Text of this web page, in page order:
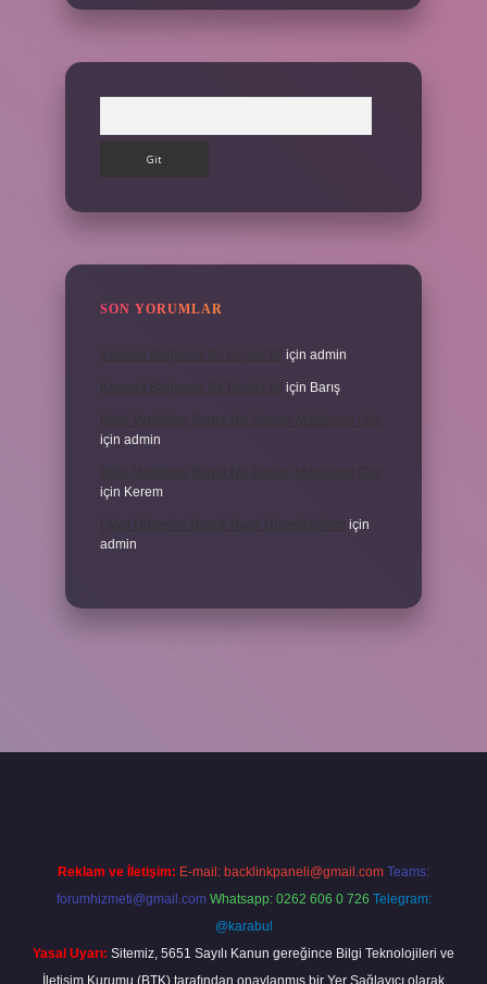
SON YORUMLAR
için admin
için Barış
için admin
için Kerem
için
admin
Reklam ve İletişim: E-mail: backlinkpaneli@gmail.com Teams:
forumhizmeti@gmail.com Whatsapp: 0262 606 0 726 Telegram:
@karabul
Yasal Uyarı: Sitemiz, 5651 Sayılı Kanun gereğince Bilgi Teknolojileri ve
İletişim Kurumu (BTK) tarafından onaylanmış bir Yer Sağlayıcı olarak